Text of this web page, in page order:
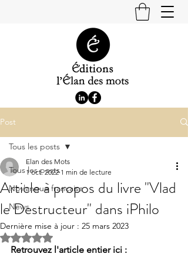
Post
Tous les posts
Novlangue française
News
Tous les posts
Article à propos du livre "Vlad
le Destructeur" dans iPhilo
Elan des Mots
1 oct. 2022 1 min de lecture
Dernière mise à jour : 25 mars 2023
Noté NaN étoiles sur 5.
Retrouvez l'article entier ici :